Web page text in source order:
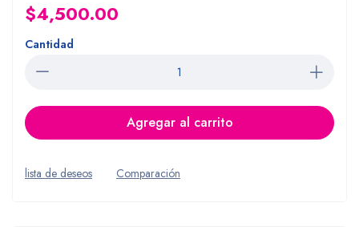
$4,500.00
Cantidad
Agregar al carrito
lista de deseos Comparación